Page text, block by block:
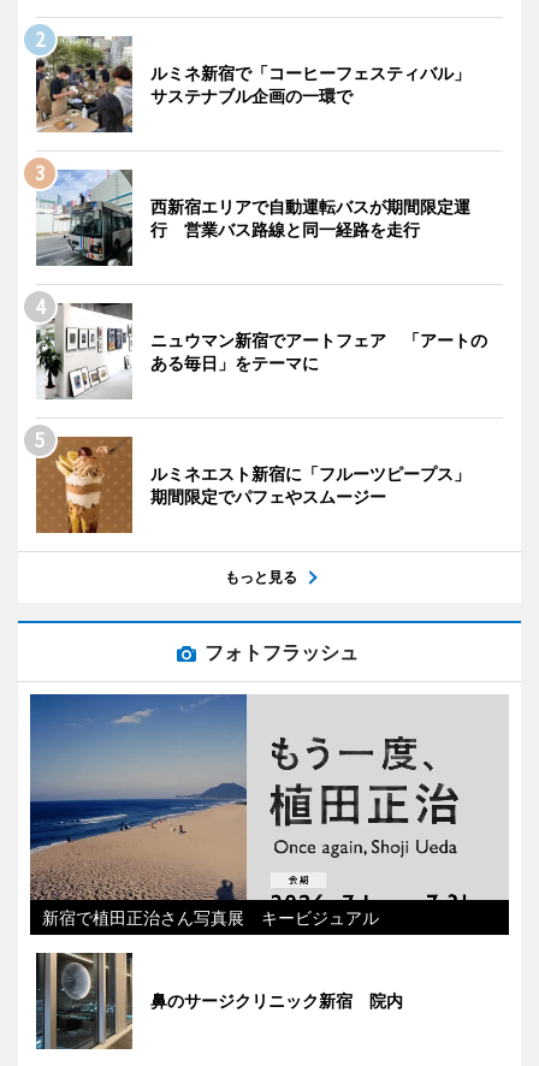
ルミネ新宿で「コーヒーフェスティバル」
サステナブル企画の一環で
西新宿エリアで自動運転バスが期間限定運
行 営業バス路線と同一経路を走行
ニュウマン新宿でアートフェア 「アートの
ある毎日」をテーマに
ルミネエスト新宿に「フルーツピープス」
期間限定でパフェやスムージー
もっと見る
フォトフラッシュ
新宿で植田正治さん写真展 キービジュアル
鼻のサージクリニック新宿 院内